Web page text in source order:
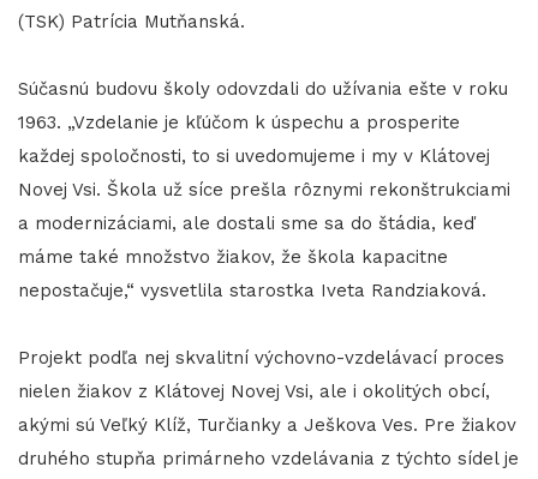
(TSK) Patrícia Mutňanská.
Súčasnú budovu školy odovzdali do užívania ešte v roku
1963. „Vzdelanie je kľúčom k úspechu a prosperite
každej spoločnosti, to si uvedomujeme i my v Klátovej
Novej Vsi. Škola už síce prešla rôznymi rekonštrukciami
a modernizáciami, ale dostali sme sa do štádia, keď
máme také množstvo žiakov, že škola kapacitne
nepostačuje,“ vysvetlila starostka Iveta Randziaková.
Projekt podľa nej skvalitní výchovno-vzdelávací proces
nielen žiakov z Klátovej Novej Vsi, ale i okolitých obcí,
akými sú Veľký Klíž, Turčianky a Ješkova Ves. Pre žiakov
druhého stupňa primárneho vzdelávania z týchto sídel je